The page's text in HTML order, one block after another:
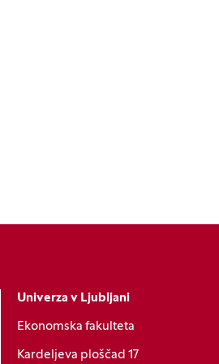
Univerza v Ljubljani
Ekonomska fakulteta
Kardeljeva ploščad 17